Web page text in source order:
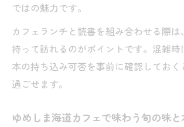
ではの魅力です。
カフェランチと読書を組み合わせる際は
持って訪れるのがポイントです。混雑時
本の持ち込み可否を事前に確認しておく
過ごせます。
ゆめしま海道カフェで味わう旬の味と